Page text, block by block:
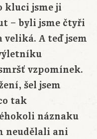
kluci jsme ji
– byli jsme čtyři
veliká. A teď jsem
vzpomínek.
šel jsem
tak
náznaku
neudělali ani